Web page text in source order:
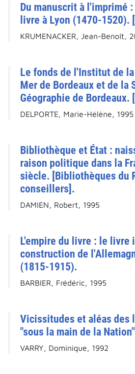
Du manuscrit à l'imprimé
livre à Lyon (1470-1520).
KRUMENACKER, Jean-Benoît,
Le fonds de l'Institut de
Mer de Bordeaux et de la
Géographie de Bordeaux.
DELPORTE, Marie-Hélène, 1995
Bibliothèque et État :
raison politique dans la
siècle. [Bibliothèques du
conseillers].
DAMIEN, Robert, 1995
L'empire du livre : le livre
construction de
(1815-1915).
BARBIER, Frédéric, 1995
Vicissitudes et aléas des
"sous la main de la
VARRY, Dominique, 1992